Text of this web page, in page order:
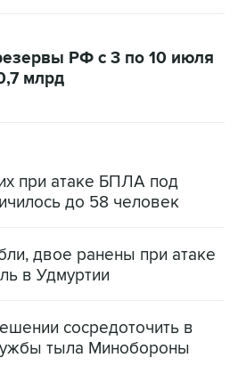
РФ с 3 по 10 июля
млрд
при атаке БПЛА под
до 58 человек
двое ранены при атаке
в Удмуртии
сосредоточить в
тыла Минобороны